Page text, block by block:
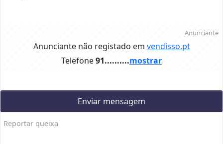
Telefone91..........mostrar
Anunciante
Anunciante não registado em vendisso.pt
Enviar mensagem
Reportar queixa